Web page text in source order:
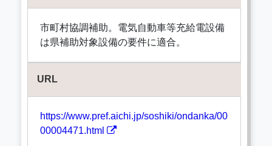
市町村協調補助。電気自動車等充給電設備
は県補助対象設備の要件に適合。
URL
https://www.pref.aichi.jp/soshiki/ondanka/00
00004471.html